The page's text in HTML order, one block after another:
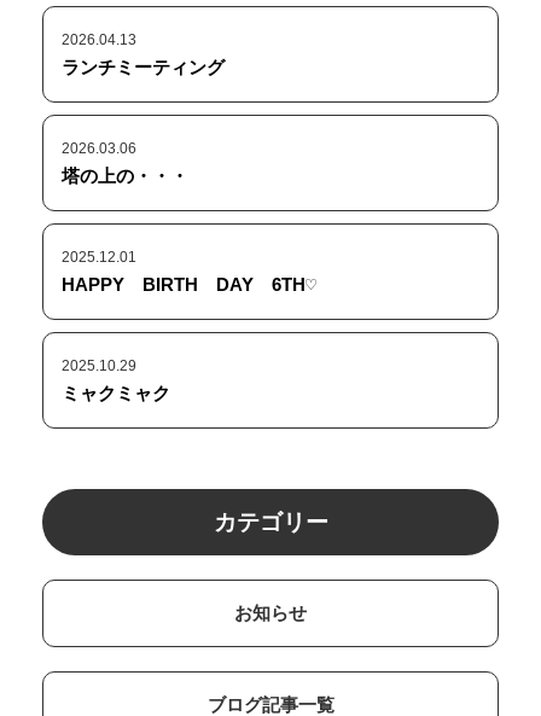
2026.04.13
ランチミーティング
2026.03.06
塔の上の・・・
2025.12.01
HAPPY BIRTH DAY 6TH♡
2025.10.29
ミャクミャク
カテゴリー
お知らせ
ブログ記事一覧